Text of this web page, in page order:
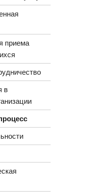
приема
в